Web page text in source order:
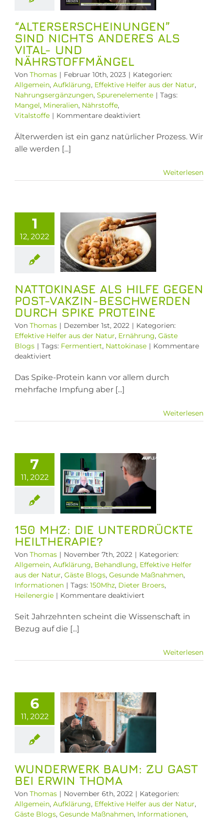
der Natur
“ALTERSERSCHEINUNGEN”
SIND NICHTS ANDERES ALS
VITAL- UND
NÄHRSTOFFMÄNGEL
Von Thomas | Februar 10th, 2023 | Kategorien:
Allgemein, Aufklärung, Effektive Helfer aus der Natur,
Nahrungsergänzungen, Spurenelemente | Tags:
Mangel, Mineralien, Nährstoffe,
Vitalstoffe | Kommentare deaktiviert
sind
Älterwerden ist ein ganz natürlicher Prozess. Wir
alle werden [...]
Weiterlesen
1
12, 2022
Post-
Spike
Helfer aus
Ernährung
Blogs
NATTOKINASE ALS HILFE GEGEN
POST-VAKZIN-BESCHWERDEN
DURCH SPIKE PROTEINE
Von Thomas | Dezember 1st, 2022 | Kategorien:
Effektive Helfer aus der Natur, Ernährung, Gäste
Blogs | Tags: Fermentiert, Nattokinase | Kommentare
deaktiviert
als
Hilfe
gegen
Das Spike-Protein kann vor allem durch
mehrfache Impfung aber [...]
Weiterlesen
7
11, 2022
Effektive
Gesunde
150 MHZ: DIE UNTERDRÜCKTE
HEILTHERAPIE?
Von Thomas | November 7th, 2022 | Kategorien:
Allgemein, Aufklärung, Behandlung, Effektive Helfer
aus der Natur, Gäste Blogs, Gesunde Maßnahmen,
Informationen | Tags: 150Mhz, Dieter Broers,
Heilenergie | Kommentare deaktiviert
MHz:
Seit Jahrzehnten scheint die Wissenschaft in
Bezug auf die [...]
Weiterlesen
6
11, 2022
Erwin
der Natur
Tom
informiert
Pflanzen
WUNDERWERK BAUM: ZU GAST
BEI ERWIN THOMA
Von Thomas | November 6th, 2022 | Kategorien:
Allgemein, Aufklärung, Effektive Helfer aus der Natur,
Gäste Blogs, Gesunde Maßnahmen, Informationen,